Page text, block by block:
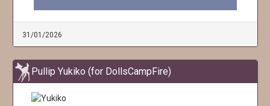
31/01/2026
Pullip Yukiko (for DollsCampFire)